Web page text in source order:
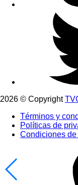
2026 © Copyright
Términos y
Políticas de
Condiciones de